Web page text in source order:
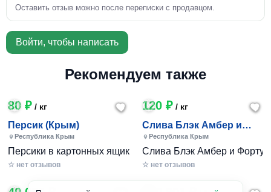
Оставить отзыв можно после переписки с продавцом.
Войти, чтобы написать
Рекомендуем также
80 ₽ / кг
Персик (Крым)
Республика Крым
Персики в картонных ящиках по 7-10 кг. Цена 80-200 руб
☆ нет отзывов
120 ₽/ кг
Слива Блэк Амбер и
Фортуна (Крым)
Республика Крым
Слива Блэк Амбер и
☆ нет отзывов